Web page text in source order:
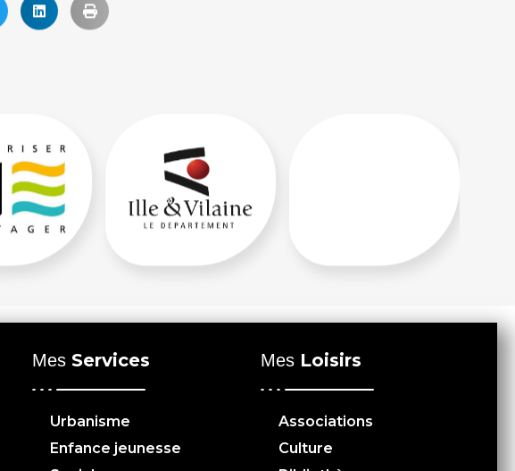
MesServices
Urbanisme
Enfance jeunesse
Mes Loisirs
Associations
Culture